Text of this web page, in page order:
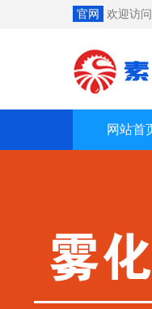
官网 欢迎访
网站首